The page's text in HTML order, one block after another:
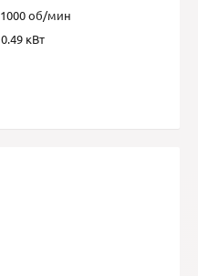
1000 об/мин
0.49 кВт